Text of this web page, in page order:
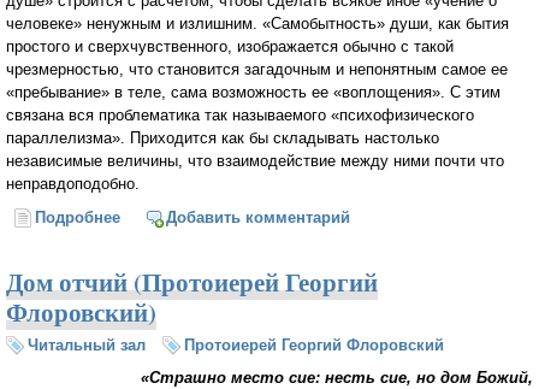
человеке» ненужным и излишним. «Самобытность» души, как бытия
простого и сверхчувственного, изображается обычно с такой
чрезмерностью, что становится загадочным и непонятным самое ее
«пребывание» в теле, сама возможность ее «воплощения». С этим
связана вся проблематика так называемого «психофизического
параллелизма». Приходится как бы складывать настолько
независимые величины, что взаимодействие между ними почти что
неправдоподобно.
Подробнее о Воскресение мертвых. Единство человеческой
Добавить комментарий
Дом отчий (Протоиерей Георгий
Флоровский)
Читальный зал
Протоиерей Георгий Флоровский
«Страшно место сие: несть сие, но дом Божий,